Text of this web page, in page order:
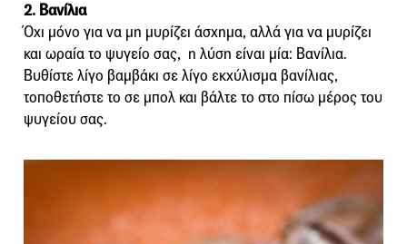
2. Βανίλια
Όχι μόνο για να μη μυρίζει άσχημα, αλλά για να μυρίζει
και ωραία το ψυγείο σας, η λύση είναι μία: Βανίλια.
Βυθίστε λίγο βαμβάκι σε λίγο εκχύλισμα βανίλιας,
τοποθετήστε το σε μπολ και βάλτε το στο πίσω μέρος του
ψυγείου σας.